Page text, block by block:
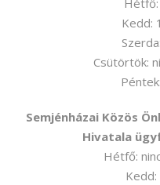
Kedd:
Csütörtök:
Semjénházai Közös
Hivatala
Hétfő: